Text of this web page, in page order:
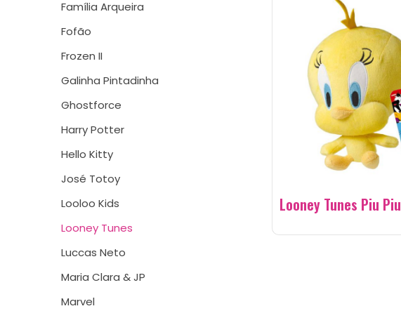
Família Arqueira
Fofão
Frozen II
Galinha Pintadinha
Ghostforce
Harry Potter
Hello Kitty
José Totoy
Looloo Kids
Looney Tunes
Luccas Neto
Maria Clara & JP
Marvel
Looney Tunes Piu Piu